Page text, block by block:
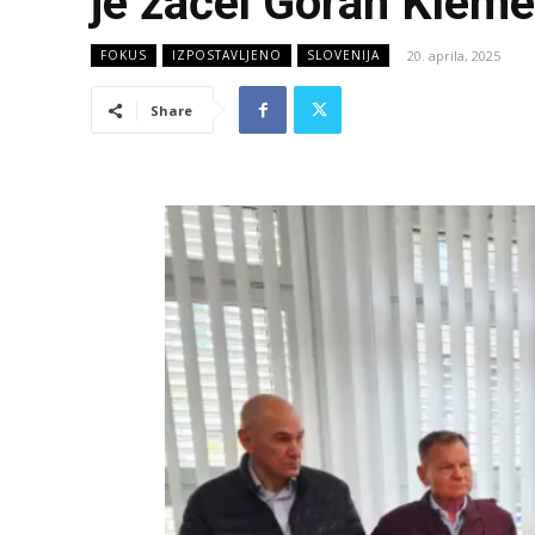
FOKUS IZPOSTAVLJENO SLOVENIJA 20. aprila, 2025
Share